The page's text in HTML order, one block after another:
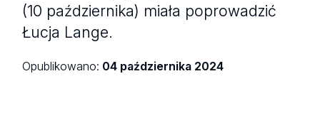
(10 października) miała poprowadzić
Łucja Lange.
Opublikowano: 04 października 2024